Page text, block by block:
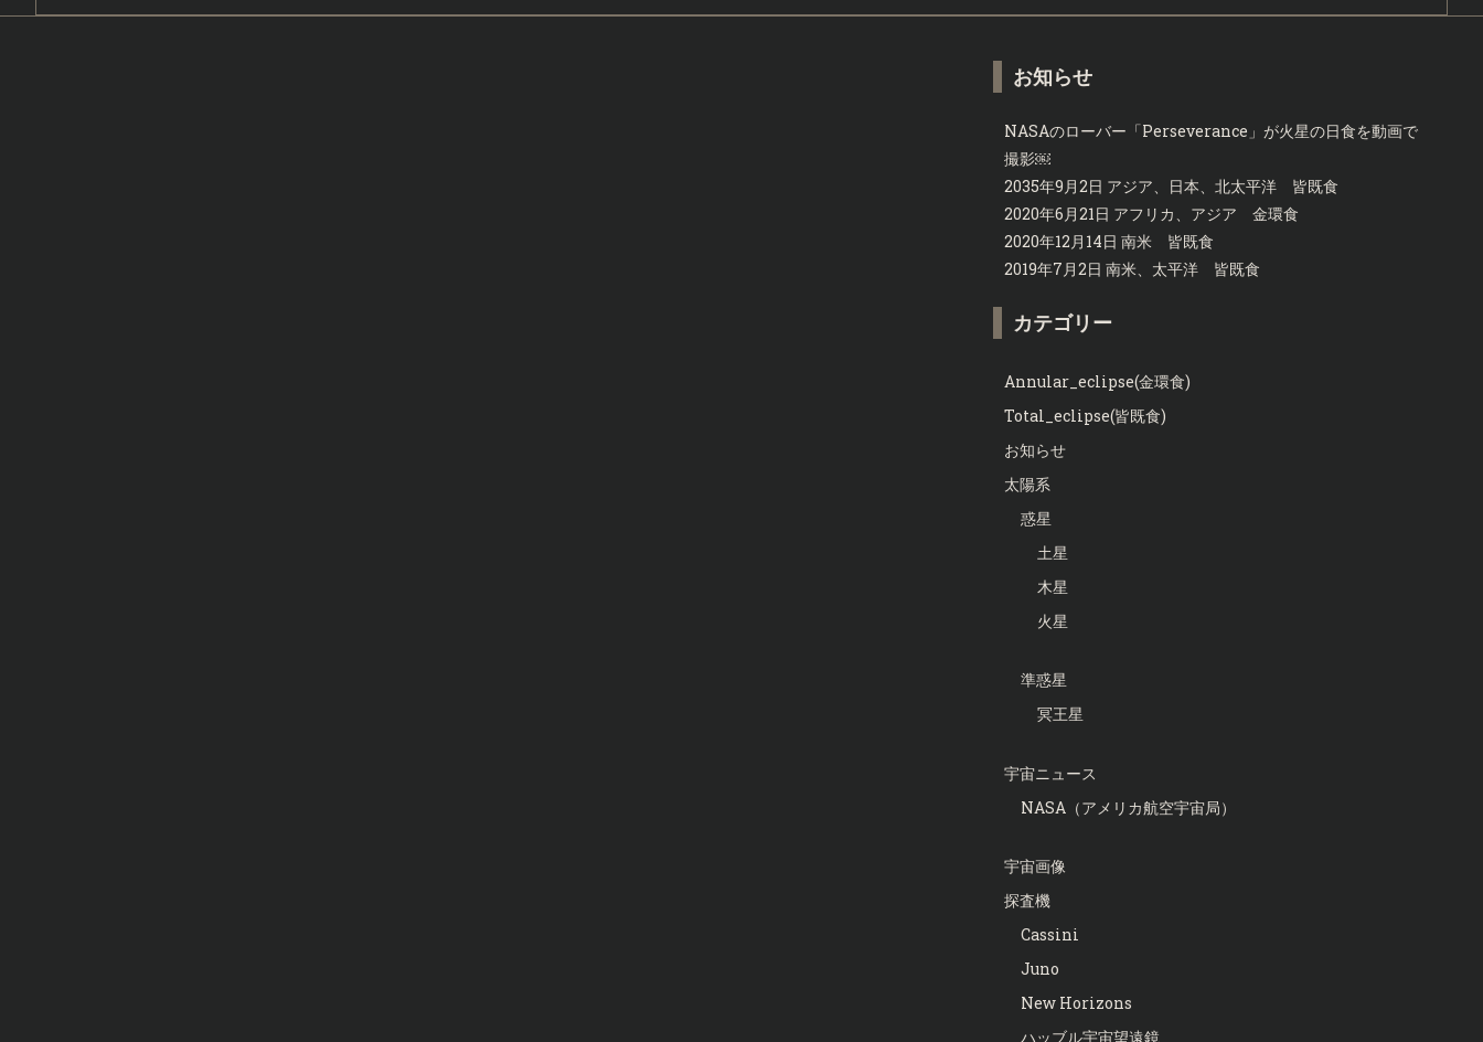
お知らせ
NASAのローバー「Perseverance」が火星の日食を動画で
撮影￼
2035年9月2日 アジア、日本、北太平洋 皆既食
2020年6月21日 アフリカ、アジア 金環食
2020年12月14日 南米 皆既食
2019年7月2日 南米、太平洋 皆既食
カテゴリー
Annular_eclipse(金環食)
Total_eclipse(皆既食)
お知らせ
太陽系
惑星
土星
木星
火星
準惑星
冥王星
宇宙ニュース
NASA（アメリカ航空宇宙局）
宇宙画像
探査機
Cassini
Juno
New Horizons
ハッブル宇宙望遠鏡